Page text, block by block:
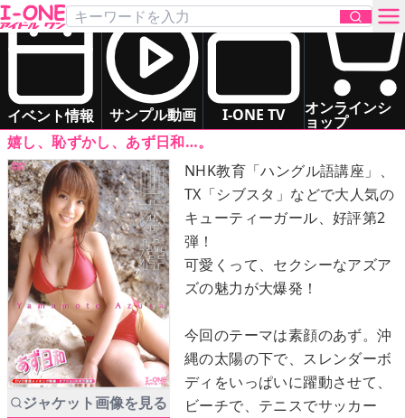
イベント情報 サンプル動画 I-ONE TV オンラインシ
ョップ
お問い合わせ
TOP
DVD
Blu-ray
サンプル動画
イベント情報
アイドル一覧
山本 梓
「あず日和 」 DVD
スレンダー
癒し系
嬉し、恥ずかし、あず日和…。
ジャケット画像を見る
NHK教育「ハングル語講座」、
TX「シブスタ」などで大人気の
キューティーガール、好評第2
弾！
可愛くって、セクシーなアズア
ズの魅力が大爆発！
今回のテーマは素顔のあず。沖
縄の太陽の下で、スレンダーボ
ディをいっぱいに躍動させて、
ビーチで、テニスでサッカー